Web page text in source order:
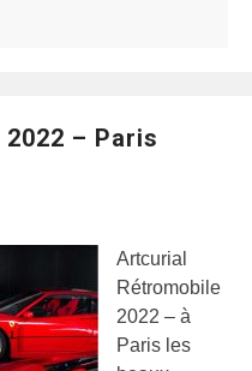
– Paris
Artcurial
Rétromobile
2022 – à
Paris les